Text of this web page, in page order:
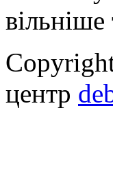
центр